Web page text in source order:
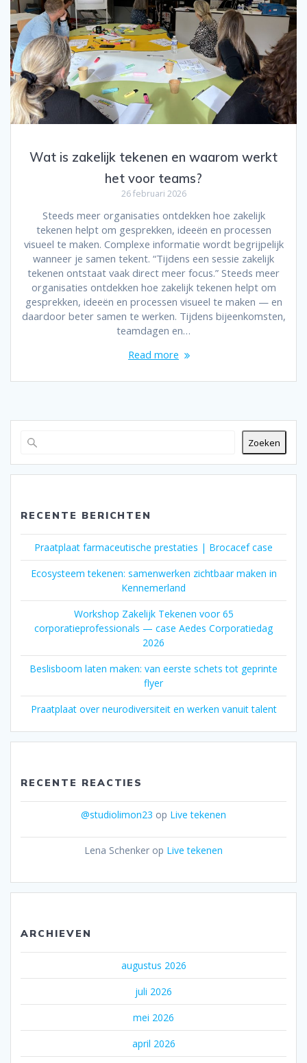
Wat is zakelijk tekenen en waarom werkt
het voor teams?
26 februari 2026
Steeds meer organisaties ontdekken hoe zakelijk
tekenen helpt om gesprekken, ideeën en processen
visueel te maken. Complexe informatie wordt begrijpelijk
wanneer je samen tekent. “Tijdens een sessie zakelijk
tekenen ontstaat vaak direct meer focus.” Steeds meer
organisaties ontdekken hoe zakelijk tekenen helpt om
gesprekken, ideeën en processen visueel te maken — en
daardoor beter samen te werken. Tijdens bijeenkomsten,
teamdagen en…
Read more
Zoeken
RECENTE BERICHTEN
Praatplaat farmaceutische prestaties | Brocacef case
Ecosysteem tekenen: samenwerken zichtbaar maken in
Kennemerland
Workshop Zakelijk Tekenen voor 65
corporatieprofessionals — case Aedes Corporatiedag
2026
Beslisboom laten maken: van eerste schets tot geprinte
flyer
Praatplaat over neurodiversiteit en werken vanuit talent
RECENTE REACTIES
@studiolimon23 op Live tekenen
Lena Schenker op Live tekenen
ARCHIEVEN
augustus 2026
juli 2026
mei 2026
april 2026